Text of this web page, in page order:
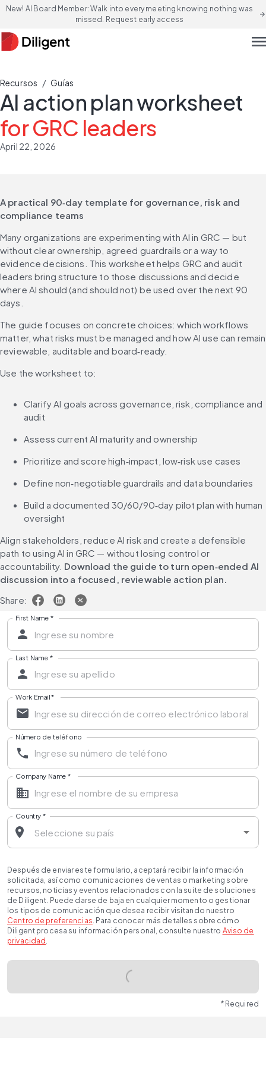
New! AI Board Member: Walk into every meeting knowing nothing was
missed. Request early access
arrow_forward
Recursos / Guías
AI action plan worksheet
for GRC leaders
April 22, 2026
A practical 90‑day template for governance, risk and
compliance teams
Many organizations are experimenting with AI in GRC — but
without clear ownership, agreed guardrails or a way to
evidence decisions. This worksheet helps GRC and audit
leaders bring structure to those discussions and decide
where AI should (and should not) be used over the next 90
days.
The guide focuses on concrete choices: which workflows
matter, what risks must be managed and how AI use can remain
reviewable, auditable and board‑ready.
Use the worksheet to:
Clarify AI goals across governance, risk, compliance and
audit
Assess current AI maturity and ownership
Prioritize and score high‑impact, low‑risk use cases
Define non‑negotiable guardrails and data boundaries
Build a documented 30/60/90‑day pilot plan with human
oversight
Align stakeholders, reduce AI risk and create a defensible
path to using AI in GRC — without losing control or
accountability. Download the guide to turn open‑ended AI
discussion into a focused, reviewable action plan.
Share:
First Name *
Last Name *
Work Email*
Número de teléfono
Company Name *
Country *
Después de enviar este formulario, aceptará recibir la información
solicitada, así como comunicaciones de ventas o marketing sobre
recursos, noticias y eventos relacionados con la suite de soluciones
de Diligent. Puede darse de baja en cualquier momento o gestionar
los tipos de comunicación que desea recibir visitando nuestro
Centro de preferencias. Para conocer más detalles sobre cómo
Diligent procesa su información personal, consulte nuestro Aviso de
privacidad .
* Required